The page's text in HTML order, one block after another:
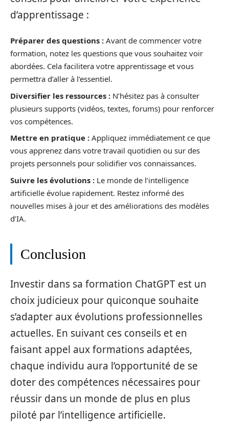
d’apprentissage :
Préparer des questions : Avant de commencer votre
formation, notez les questions que vous souhaitez voir
abordées. Cela facilitera votre apprentissage et vous
permettra d’aller à l’essentiel.
Diversifier les ressources : N’hésitez pas à consulter
plusieurs supports (vidéos, textes, forums) pour renforcer
vos compétences.
Mettre en pratique : Appliquez immédiatement ce que
vous apprenez dans votre travail quotidien ou sur des
projets personnels pour solidifier vos connaissances.
Suivre les évolutions : Le monde de l’intelligence
artificielle évolue rapidement. Restez informé des
nouvelles mises à jour et des améliorations des modèles
d’IA.
Conclusion
Investir dans sa formation ChatGPT est un
choix judicieux pour quiconque souhaite
s’adapter aux évolutions professionnelles
actuelles. En suivant ces conseils et en
faisant appel aux formations adaptées,
chaque individu aura l’opportunité de se
doter des compétences nécessaires pour
réussir dans un monde de plus en plus
piloté par l’intelligence artificielle.